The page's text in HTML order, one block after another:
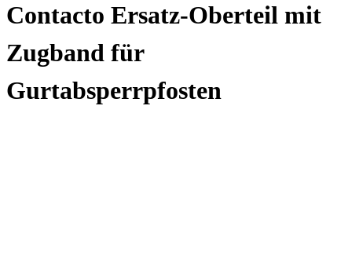
Contacto Ersatz-Oberteil mit
Zugband für
Gurtabsperrpfosten